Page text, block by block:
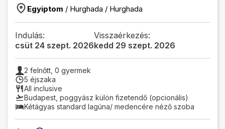
Egyiptom / Hurghada / Hurghada
Indulás:
csüt 24 szept. 2026
Visszaérkezés:
kedd 29 szept. 2026
2 felnőtt, 0 gyermek
5 éjszaka
All inclusive
Budapest poggyász külön fizetendő (opcionális)
Kétágyas standard lagúna/ medencére néző szoba